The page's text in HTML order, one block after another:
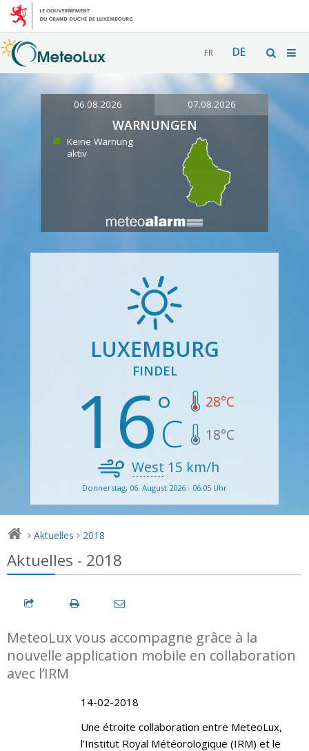
FR DE
06.08.2026 07.08.2026
WARNUNGEN
Keine Warnung
aktiv
LUXEMBURG
FINDEL
16 28°C
18°C
West 15 km/h
Donnerstag, 06. August 2026 - 06:05 Uhr
> Aktuelles > 2018
Aktuelles - 2018
MeteoLux vous accompagne grâce à la
nouvelle application mobile en collaboration
avec l’IRM
14-02-2018
Une étroite collaboration entre MeteoLux,
l’Institut Royal Météorologique (IRM) et le